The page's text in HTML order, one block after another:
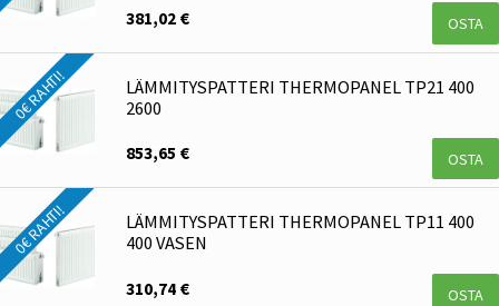
381,02 € OSTA
0€ RAHTI!
LÄMMITYSPATTERI THERMOPANEL TP21 400
2600
853,65 € OSTA
0€ RAHTI!
LÄMMITYSPATTERI THERMOPANEL TP11 400
400 VASEN
310,74 € OSTA